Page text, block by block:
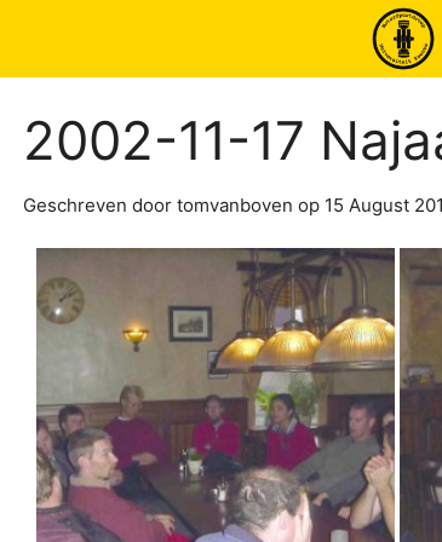
2002-11-17
Geschreven door tomvanboven op 15 August